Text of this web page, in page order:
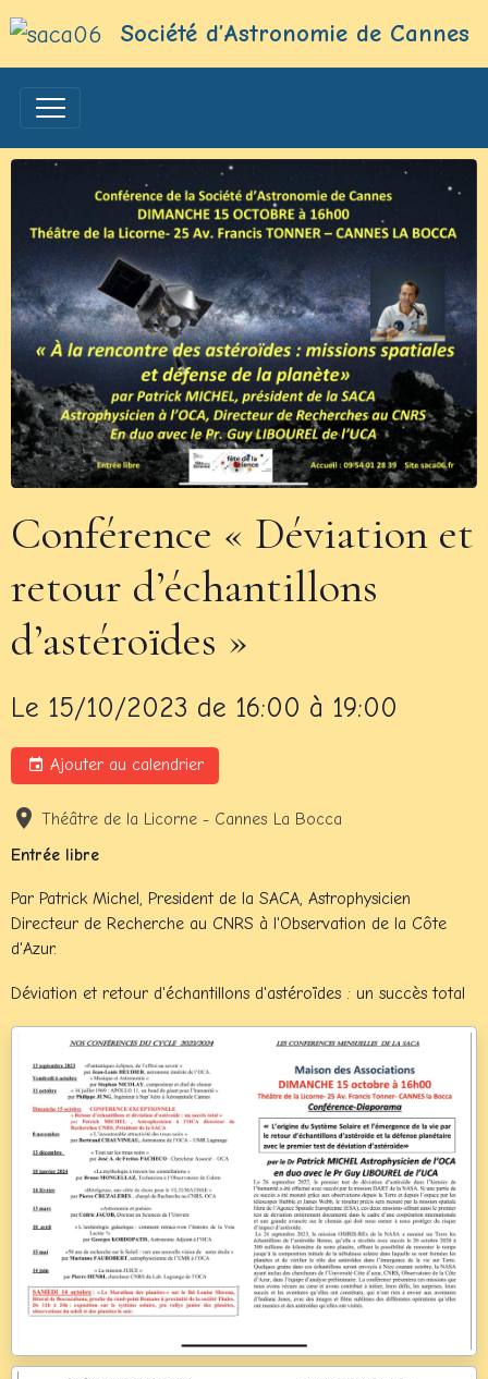
Société d’Astronomie de Cannes
Conférence « Déviation et
retour d’échantillons
d’astéroïdes »
Le 15/10/2023 de 16:00 à 19:00
Ajouter au calendrier
Théâtre de la Licorne - Cannes La Bocca
Entrée libre
Par Patrick Michel, President de la SACA, Astrophysicien
Directeur de Recherche au CNRS à l'Observation de la Côte
d'Azur.
Déviation et retour d'échantillons d'astéroïdes : un succès total